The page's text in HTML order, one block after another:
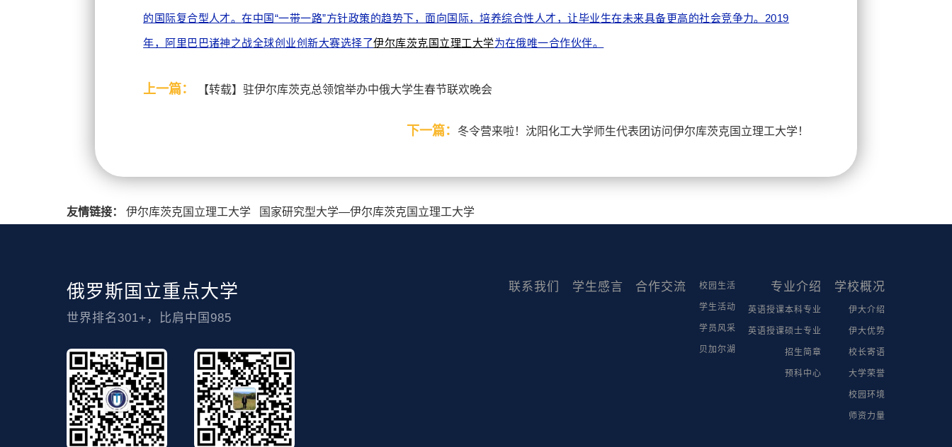
的国际复合型人才。在中国“一带一路”方针政策的趋势下，面向国际，培养综合性人才，让毕业生在未来具备更高的社会竞争力。 2019
年，阿里巴巴诸神之战全球创业创新大赛选择了伊尔库茨克国立理工大学为在俄唯一合作伙伴。
上一篇： 【转载】驻伊尔库茨克总领馆举办中俄大学生春节联欢晚会
下一篇： 冬令营来啦！沈阳化工大学师生代表团访问伊尔库茨克国立理工大学！
友情链接： 伊尔库茨克国立理工大学 国家研究型大学—伊尔库茨克国立理工大学
俄罗斯国立重点大学
世界排名301+，比肩中国985
联系我们 学生感言 合作交流 校园生活
学生活动
学员风采
贝加尔湖
专业介绍
英语授课本科专业
英语授课硕士专业
招生简章
预科中心
学校概况
伊大介绍
伊大优势
校长寄语
大学荣誉
校园环境
师资力量